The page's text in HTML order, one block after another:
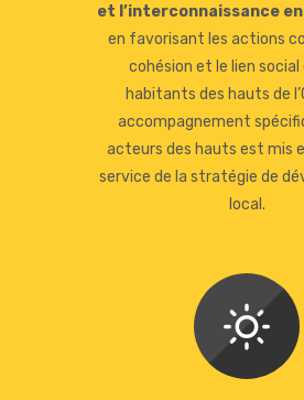
et l’interconnaissance
en favorisant les actions
cohésion et le lien
habitants des hauts de
accompagnement
acteurs des hauts est mis
service de la stratégie de
local.